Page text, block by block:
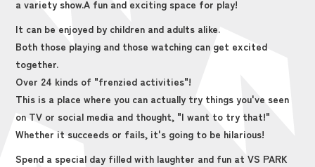
a variety show.A fun and exciting space for play!
It can be enjoyed by children and adults alike.
Both those playing and those watching can get excited
together.
Over 24 kinds of "frenzied activities"!
This is a place where you can actually try things you've seen
on TV or social media and thought, "I want to try that!"
Whether it succeeds or fails, it's going to be hilarious!
Spend a special day filled with laughter and fun at VS PARK